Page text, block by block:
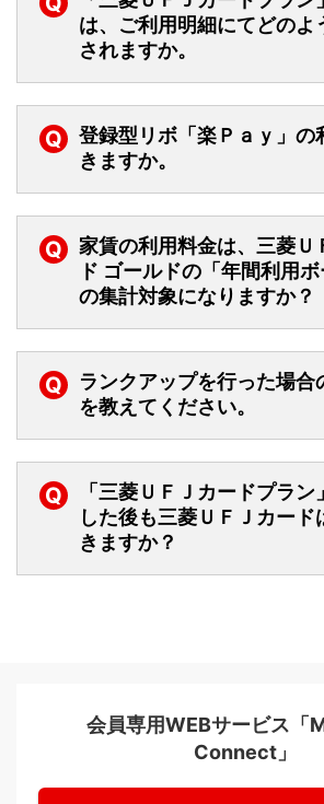
は、ご利用明細にてどのよ
されますか。
Q
登録型リボ「楽Ｐａｙ」の
きますか。
Q
家賃の利用料金は、三菱Ｕ
ド ゴールドの「年間利用ボ
の集計対象になりますか？
Q
ランクアップを行った場合
を教えてください。
Q
「三菱ＵＦＪカードプラン
した後も三菱ＵＦＪカード
きますか？
会員専用WEBサービス「
Connect」